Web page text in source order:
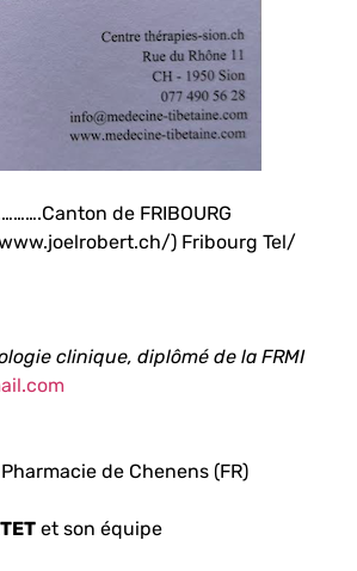
de FRIBOURG
) Fribourg Tel/
clinique, diplômé de la FRMI
Pharmacie de Chenens (FR)
et son équipe